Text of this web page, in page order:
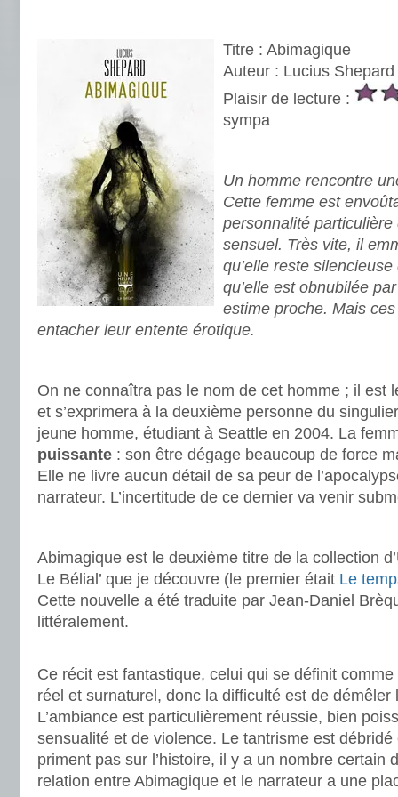
Titre : Abimagique
Auteur : Lucius Shepard
Plaisir de lecture :
sympa
Un homme rencontre
Cette femme est
personnalité
sensuel. Très vite, il
qu’elle reste
qu’elle est obnubilée
estime proche. Mais
entacher leur entente érotique.
On ne connaîtra pas le nom de cet homme ; il est
et s’exprimera à la deuxième personne du
jeune homme, étudiant à Seattle en 2004. La
puissante : son être dégage beaucoup de force
Elle ne livre aucun détail de sa peur de
narrateur. L’incertitude de ce dernier va venir
Abimagique est le deuxième titre de la collection
Le Bélial’ que je découvre (le premier était Le
Cette nouvelle a été traduite par Jean-Daniel
littéralement.
Ce récit est fantastique, celui qui se définit
réel et surnaturel, donc la difficulté est de démêler
L’ambiance est particulièrement réussie, bien
sensualité et de violence. Le tantrisme est
priment pas sur l’histoire, il y a un nombre certain
relation entre Abimagique et le narrateur a une